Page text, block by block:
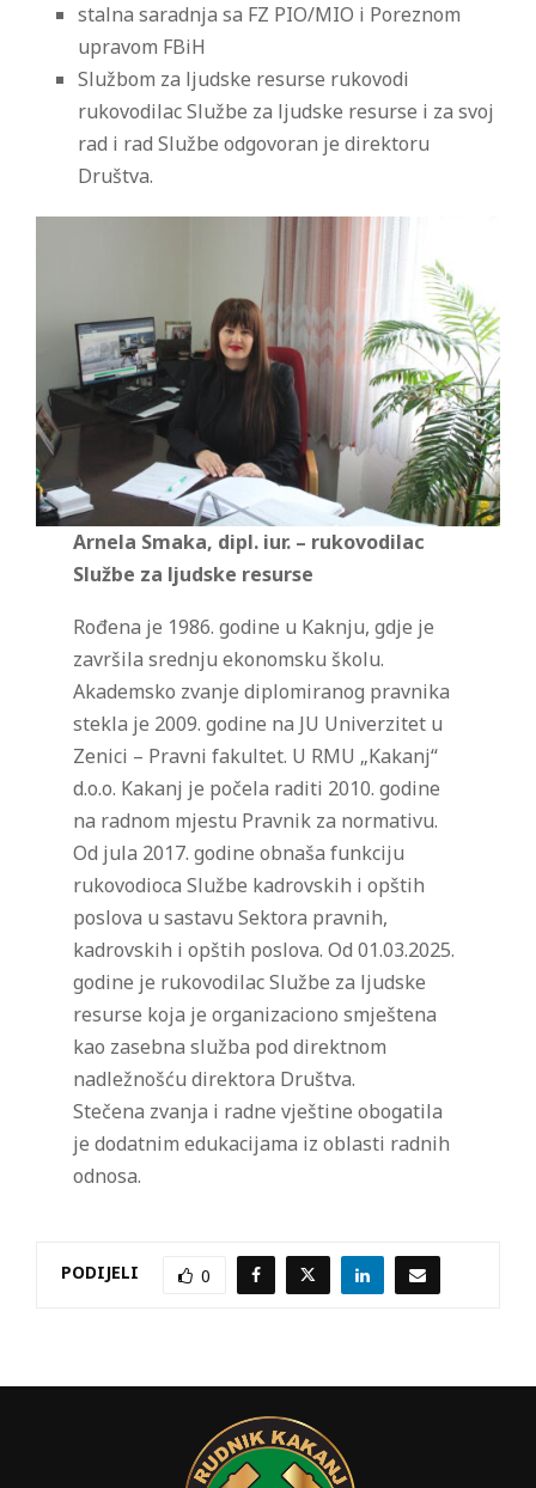
stalna saradnja sa FZ PIO/MIO i Poreznom
upravom FBiH
Službom za ljudske resurse rukovodi
rukovodilac Službe za ljudske resurse i za svoj
rad i rad Službe odgovoran je direktoru
Društva.
Arnela Smaka, dipl. iur. – rukovodilac
Službe za ljudske resurse
Rođena je 1986. godine u Kaknju, gdje je
završila srednju ekonomsku školu.
Akademsko zvanje diplomiranog pravnika
stekla je 2009. godine na JU Univerzitet u
Zenici – Pravni fakultet. U RMU „Kakanj“
d.o.o. Kakanj je počela raditi 2010. godine
na radnom mjestu Pravnik za normativu.
Od jula 2017. godine obnaša funkciju
rukovodioca Službe kadrovskih i opštih
poslova u sastavu Sektora pravnih,
kadrovskih i opštih poslova. Od 01.03.2025.
godine je rukovodilac Službe za ljudske
resurse koja je organizaciono smještena
kao zasebna služba pod direktnom
nadležnošću direktora Društva.
Stečena zvanja i radne vještine obogatila
je dodatnim edukacijama iz oblasti radnih
odnosa.
PODIJELI 0